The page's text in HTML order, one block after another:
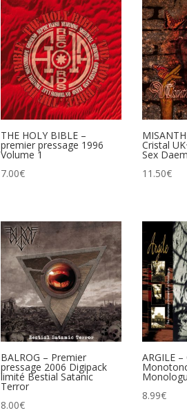
THE HOLY BIBLE –
premier pressage 1996
Volume 1
7.00€
Cristal
Sex
11.50€
BALROG – Premier
pressage 2006 Digipack
limité Bestial Satanic
Terror
8.00€
ARGILE
8.99€